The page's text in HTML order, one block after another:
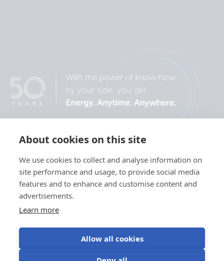
About cookies on this site
We use cookies to collect and analyse information on
site performance and usage, to provide social media
features and to enhance and customise content and
advertisements.
Learn more
Allow all cookies
Política de
Condiciones